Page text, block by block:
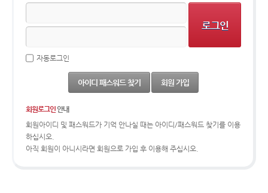
자동로그인
로그인
아이디 패스워드 찾기 회원 가입
회원로그인 안내
회원아이디 및 패스워드가 기억 안나실 때는 아이디/패스워드 찾기를 이용
하십시오.
아직 회원이 아니시라면 회원으로 가입 후 이용해 주십시오.